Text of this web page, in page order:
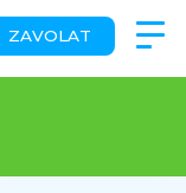
ZAVOLAT